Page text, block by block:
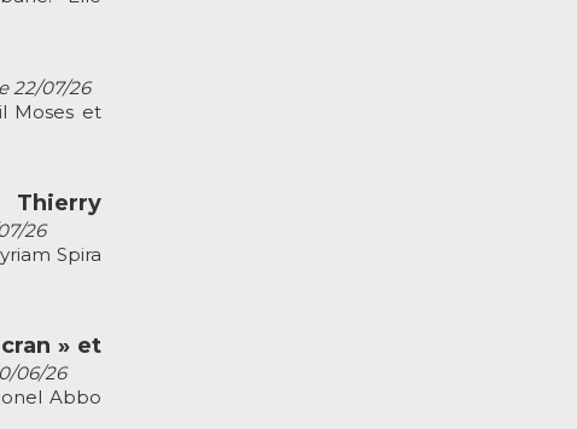
22/07/26
Moses et
Thierry
26
Spira
» et
06/26
Abbo